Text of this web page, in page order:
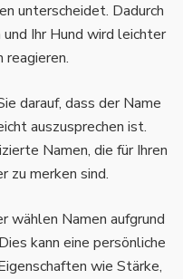
unterscheidet. Dadurch
Ihr Hund wird leichter
reagieren.
darauf, dass der Name
auszusprechen ist.
Namen, die für Ihren
zu merken sind.
wählen Namen aufgrund
kann eine persönliche
wie Stärke,